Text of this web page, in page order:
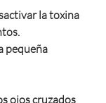
la toxina
pequeña
ojos cruzados